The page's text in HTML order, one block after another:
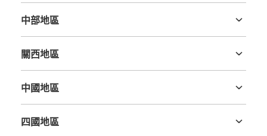
渋谷ヒカリエ11階コインロッカー
从東京メトロ銀座線渋谷駅站步行5分钟。
カンファレンス（貸会議室）へ向かう通路にあります。
中部地區
關西地區
中國地區
四國地區